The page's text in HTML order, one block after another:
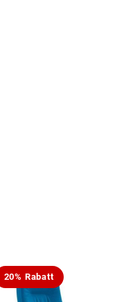
20% Rabatt